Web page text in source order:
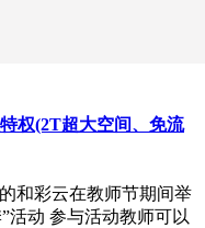
权(2T超大空间、免流
和彩云在教师节期间举
活动 参与活动教师可以